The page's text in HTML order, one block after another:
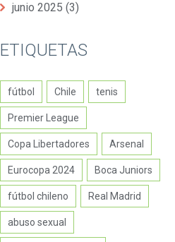
junio 2025 (3)
ETIQUETAS
fútbol Chile tenis
Premier League
Copa Libertadores Arsenal
Eurocopa 2024 Boca Juniors
fútbol chileno Real Madrid
abuso sexual